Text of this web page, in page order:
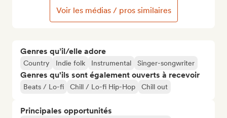
Genres qu’il/elle adore
Country Indie folk Instrumental Singer-songwriter
Genres qu'ils sont également ouverts à recevoir
Beats / Lo-fi Chill / Lo-fi Hip-Hop Chill out
Principales opportunités
Voir les médias / pros similaires